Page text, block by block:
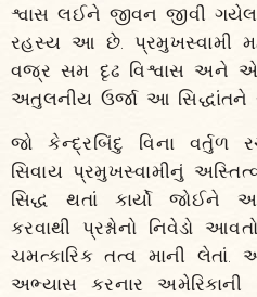
શ્વાસ લઈને જીવન જીવી
રહસ્ય આ છે. પ્રમુખસ્વામી
વજ્ર સમ દૃઢ વિશ્વાસ અને
અતુલનીય ઉર્જા આ સિદ્ધાંતને
જો કેન્દ્રબિંદુ વિના
સિવાય પ્રમુખસ્વામીનું
સિદ્ધ થતાં કાર્યો
કરવાથી પ્રશ્નોનો નિવેડો
ચમત્કારિક તત્વ માની લેતાં.
અભ્યાસ કરનાર અમેરિકાની